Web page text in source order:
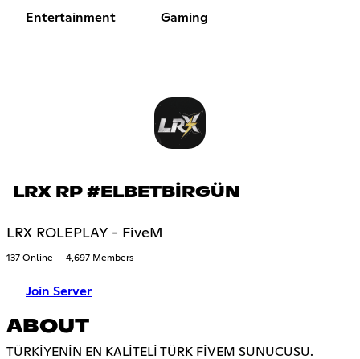
Entertainment Gaming
LRX RP #ELBETBİRGÜN
LRX ROLEPLAY - FiveM
137 Online 4,697 Members
Join Server
ABOUT
TÜRKİYENİN EN KALİTELİ TÜRK FİVEM SUNUCUSU.